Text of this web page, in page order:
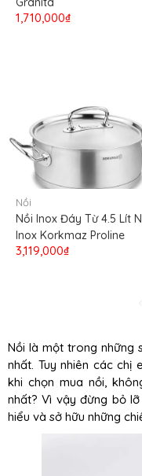
1,710,000₫
Nồi
Nồi Inox Đáy Từ 4.5 Lít
Inox Korkmaz Proline
3,119,000₫
Nồi là một trong những
nhất. Tuy nhiên các chị
khi chọn mua nồi,
nhất? Vì vậy đừng bỏ
hiểu và sở hữu những